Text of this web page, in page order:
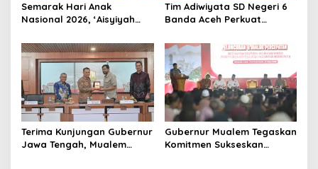
Semarak Hari Anak
Nasional 2026, ‘Aisyiyah
Perlombaan Kreatif di
Universitas Ahmad Dahlan
Aceh
Tim Adiwiyata SD Negeri 6
Banda Aceh Perkuat
Kunjungan Lapangan “FOLU
Goes to School”
Terima Kunjungan Gubernur
Jawa Tengah, Mualem
Gubernur Mualem Tegaskan
Komitmen Sukseskan